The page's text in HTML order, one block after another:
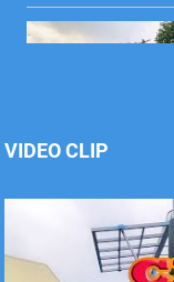
VIDEO CLIP